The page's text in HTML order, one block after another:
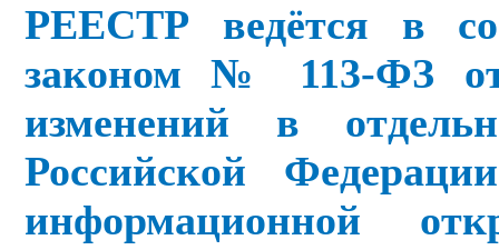
РЕЕСТР ведётся в
законом № 113-ФЗ
изменений в
Российской
информационной